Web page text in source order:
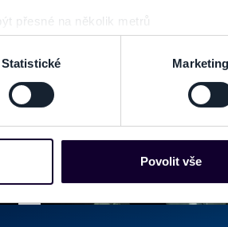
přesné na několik metrů
charakteristiky (otisk prstu)
v
části s podrobnostmi. Svůj
Tyto informace mohou
webu nebo k personalizaci obsahu a
zaškrtnutím příslušné varianty.
Statistické
Povolit vše